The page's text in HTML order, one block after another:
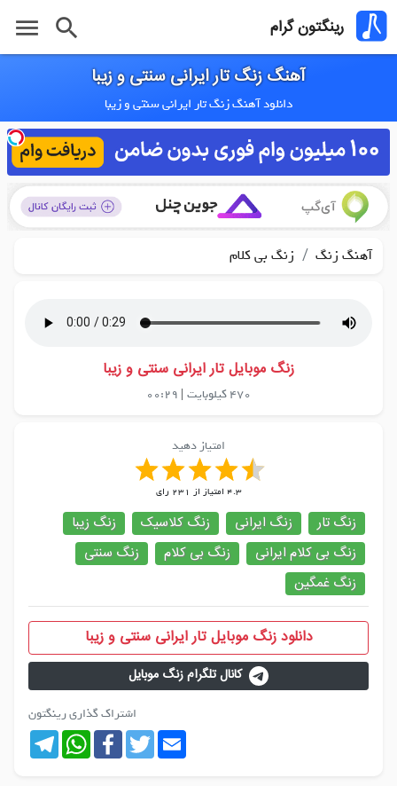
رینگتون گرام search
menu
آهنگ زنگ تار ایرانی سنتی و زیبا
دانلود آهنگ زنگ تار ایرانی سنتی و زیبا
آهنگ زنگ / زنگ بی کلام
زنگ موبایل تار ایرانی سنتی و زیبا
470 کیلوبایت |
00:29
امتیاز دهید
4.3 امتیاز از 231 رای
زنگ تار زنگ ایرانی زنگ کلاسیک
زنگ زیبا
زنگ بی کلام ایرانی
زنگ بی کلام
زنگ سنتی
زنگ غمگین
دانلود زنگ موبایل تار ایرانی سنتی و زیبا
کانال تلگرام زنگ موبایل
اشتراک گذاری رینگتون
Telegram
WhatsAppFacebookTwitterEmail